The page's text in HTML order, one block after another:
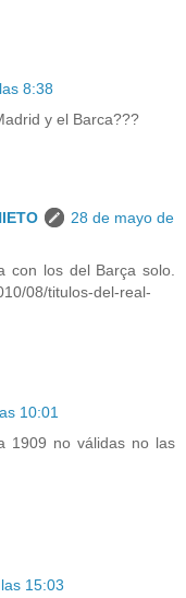
8:38
y el Barca???
28 de mayo de
con los del Barça solo.
08/titulos-del-real-
10:01
1909 no válidas no las
15:03